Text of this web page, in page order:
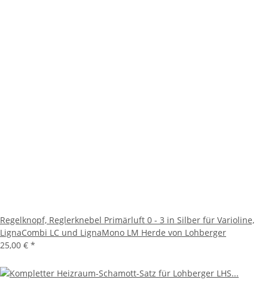
Regelknopf, Reglerknebel Primärluft 0 - 3 in Silber für Varioline,
LignaCombi LC und LignaMono LM Herde von Lohberger
25,00 € *